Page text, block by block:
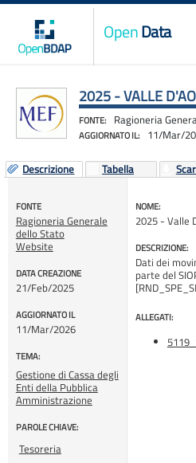
OpenData
2025 - VALLE
FONTE: Ragioneria
AGGIORNATO IL: 11/Mar/
Descrizione Tabella
FONTE
Ragioneria Generale
dello Stato
Website
DATA CREAZIONE
21/Feb/2025
AGGIORNATO IL
11/Mar/2026
TEMA:
Gestione di Cassa degli
Enti della Pubblica
Amministrazione
PAROLE CHIAVE:
Tesoreria
NOME:
2025 - Valle
DESCRIZIONE:
Dati dei
parte del
ALLEGATI: